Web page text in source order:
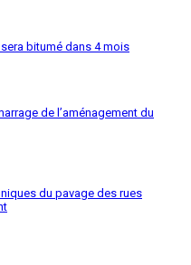
bitumé dans 4 mois
de l’aménagement du
du pavage des rues